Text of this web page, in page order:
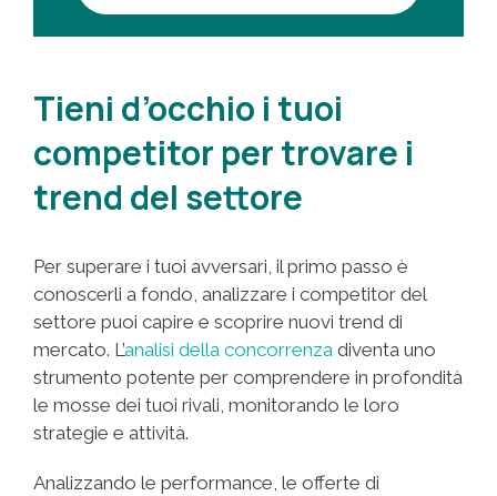
Tieni d’occhio i tuoi
competitor per trovare i
trend del settore
Per superare i tuoi avversari, il primo passo è
conoscerli a fondo, analizzare i competitor del
settore puoi capire e scoprire nuovi trend di
mercato. L’analisi della concorrenza diventa uno
strumento potente per comprendere in profondità
le mosse dei tuoi rivali, monitorando le loro
strategie e attività.
Analizzando le performance, le offerte di